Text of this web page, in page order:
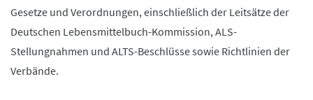
Gesetze und Verordnungen, einschließlich der Leitsätze der
Deutschen Lebensmittelbuch-Kommission, ALS-
Stellungnahmen und ALTS-Beschlüsse sowie Richtlinien der
Verbände.